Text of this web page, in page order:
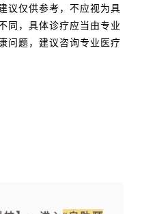
议仅供参考，不应视为具
同，具体诊疗应当由专业
问题，建议咨询专业医疗